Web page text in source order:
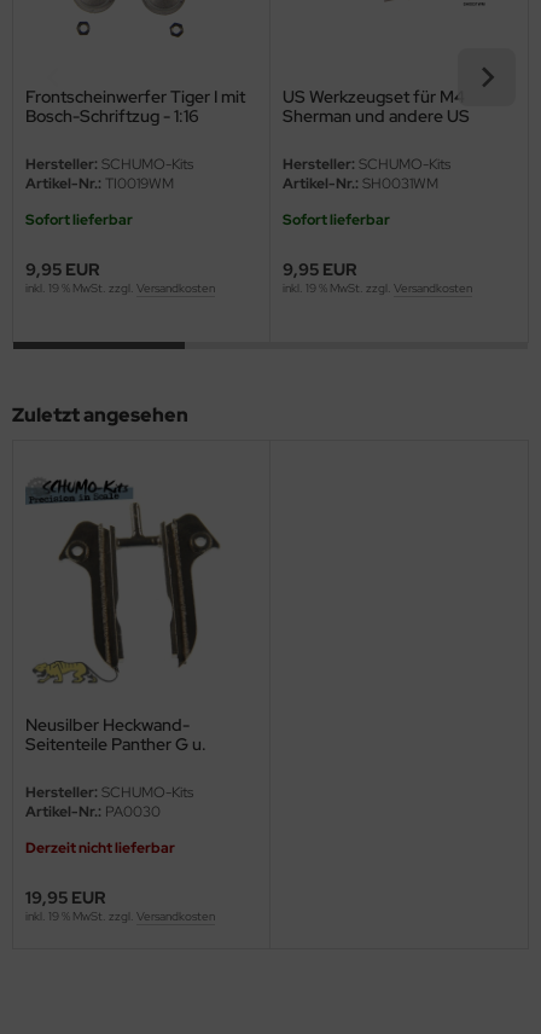
Frontscheinwerfer Tiger I mit
Bosch-Schriftzug - 1:16
Hersteller: SCHUMO-Kits
Artikel-Nr.: TI0019WM
Sofort lieferbar
9,95 EUR
inkl. 19 % MwSt. zzgl. Versandkosten
US Werkzeugset für M4
Sherman und andere US
Hersteller: SCHUMO-Kits
Artikel-Nr.: SH0031WM
Sofort lieferbar
9,95 EUR
inkl. 19 % MwSt. zzgl. Versandkosten
Zuletzt angesehen
Neusilber Heckwand-
Seitenteile Panther G u.
Hersteller: SCHUMO-Kits
Artikel-Nr.: PA0030
Derzeit nicht lieferbar
19,95 EUR
inkl. 19 % MwSt. zzgl. Versandkosten
Wall Hobby
Models
2000
Boss
KIT
Models
Collections
Hawk Model